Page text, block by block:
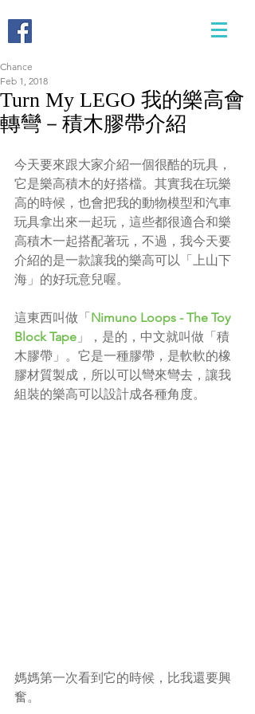
Turn My LEGO 我的樂高會
轉彎－積木膠帶介紹
Chance
Feb 1, 2018
今天要來跟大家介紹一個很酷的玩具，
它是樂高積木的好搭檔。其實我在玩樂
高的時候，也會把我的動物模型和汽車
玩具拿出來一起玩，這些都很適合和樂
高積木一起搭配著玩，不過，我今天要
介紹的是一款讓我的樂高可以「上山下
海」的好玩意兒喔。
這東西叫做「Nimuno Loops - The Toy
Block Tape 」，是的，中文就叫做「積
木膠帶」。它是一種膠帶，是軟軟的橡
膠材質製成，所以可以彎來彎去，讓我
組裝的樂高可以設計成各種角度。
媽媽第一次看到它的時候，比我還要興
奮。